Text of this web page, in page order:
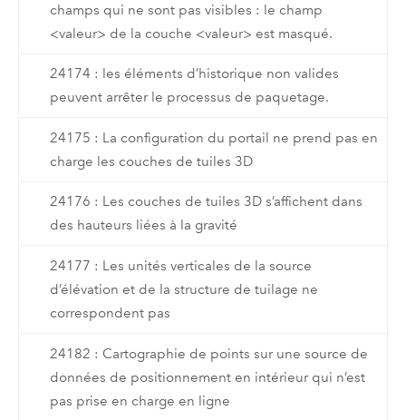
champs qui ne sont pas visibles : le champ
<valeur> de la couche <valeur> est masqué.
24174 : les éléments d’historique non valides
peuvent arrêter le processus de paquetage.
24175 : La configuration du portail ne prend pas en
charge les couches de tuiles 3D
24176 : Les couches de tuiles 3D s’affichent dans
des hauteurs liées à la gravité
24177 : Les unités verticales de la source
d’élévation et de la structure de tuilage ne
correspondent pas
24182 : Cartographie de points sur une source de
données de positionnement en intérieur qui n’est
pas prise en charge en ligne